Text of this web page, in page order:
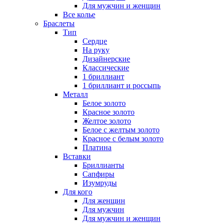
Для мужчин и женщин
Все колье
Браслеты
Тип
Сердце
На руку
Дизайнерские
Классические
1 бриллиант
1 бриллиант и россыпь
Металл
Белое золото
Красное золото
Желтое золото
Белое с желтым золото
Красное с белым золото
Платина
Вставки
Бриллианты
Сапфиры
Изумруды
Для кого
Для женщин
Для мужчин
Для мужчин и женщин